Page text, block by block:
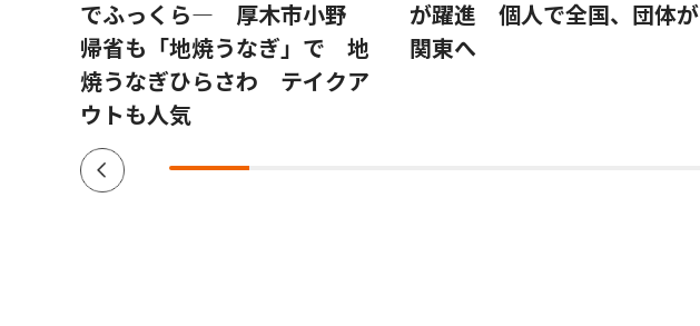
でふっくら― 厚木市小野
帰省も「地焼うなぎ」で 地
焼うなぎひらさわ テイクア
ウトも人気
が躍進 個人で全国、団体が
関東へ